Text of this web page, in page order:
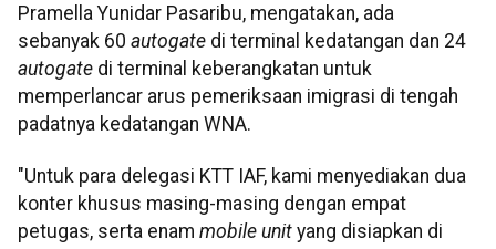
Pramella Yunidar Pasaribu, mengatakan, ada
sebanyak 60 autogate di terminal kedatangan dan 24
autogate di terminal keberangkatan untuk
memperlancar arus pemeriksaan imigrasi di tengah
padatnya kedatangan WNA.
"Untuk para delegasi KTT IAF, kami menyediakan dua
konter khusus masing-masing dengan empat
petugas, serta enam mobile unit yang disiapkan di